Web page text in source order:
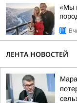
«Мы
ЛЕНТА НОВОСТЕЙ